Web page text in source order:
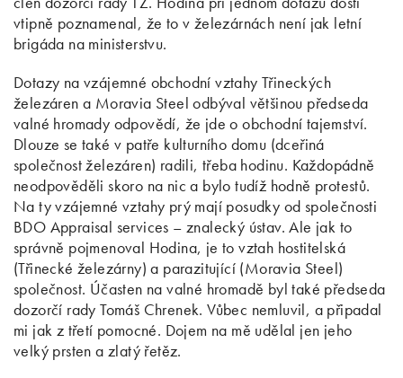
vtipně poznamenal, že to v železárnách není jak letní
brigáda na ministerstvu.
Dotazy na vzájemné obchodní vztahy Třineckých
železáren a Moravia Steel odbýval většinou předseda
valné hromady odpovědí, že jde o obchodní tajemství.
Dlouze se také v patře kulturního domu (dceřiná
společnost železáren) radili, třeba hodinu. Každopádně
neodpověděli skoro na nic a bylo tudíž hodně protestů.
Na ty vzájemné vztahy prý mají posudky od společnosti
BDO Appraisal services – znalecký ústav. Ale jak to
správně pojmenoval Hodina, je to vztah hostitelská
(Třinecké železárny) a parazitující (Moravia Steel)
společnost. Účasten na valné hromadě byl také předseda
dozorčí rady Tomáš Chrenek. Vůbec nemluvil, a připadal
mi jak z třetí pomocné. Dojem na mě udělal jen jeho
velký prsten a zlatý řetěz.